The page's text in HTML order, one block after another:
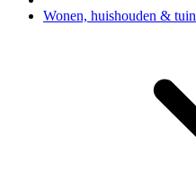
Wonen, huishouden & tuin